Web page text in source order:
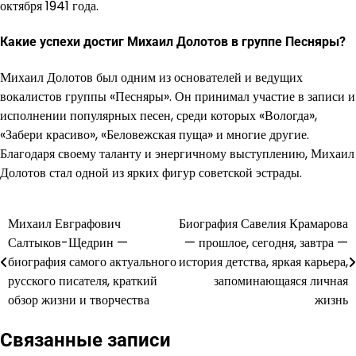
октября 1941 года.
Какие успехи достиг Михаил Долотов в группе Песняры?
Михаил Долотов был одним из основателей и ведущих
вокалистов группы «Песняры». Он принимал участие в записи и
исполнении популярных песен, среди которых «Вологда»,
«Забери красиво», «Беловежская пуща» и многие другие.
Благодаря своему таланту и энергичному выступлению, Михаил
Долотов стал одной из ярких фигур советской эстрады.
Навигация
по
записям
Михаил Евграфович
Салтыков-Щедрин —
биография самого актуального
русского писателя, краткий
обзор жизни и творчества
Биография Савелия Крамарова
— прошлое, сегодня, завтра —
история детства, яркая карьера,
запоминающаяся личная
жизнь
Связанные записи